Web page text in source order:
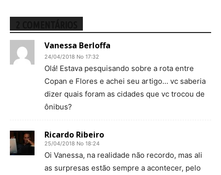
Vanessa Berloffa
24/04/2018 No 17:32
Olá! Estava pesquisando sobre a rota entre
Copan e Flores e achei seu artigo… vc saberia
dizer quais foram as cidades que vc trocou de
ônibus?
Ricardo Ribeiro
25/04/2018 No 18:24
Oi Vanessa, na realidade não recordo, mas ali
as surpresas estão sempre a acontecer, pelo